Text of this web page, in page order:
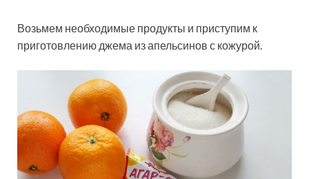
Возьмем необходимые продукты и приступим к
приготовлению джема из апельсинов с кожурой.